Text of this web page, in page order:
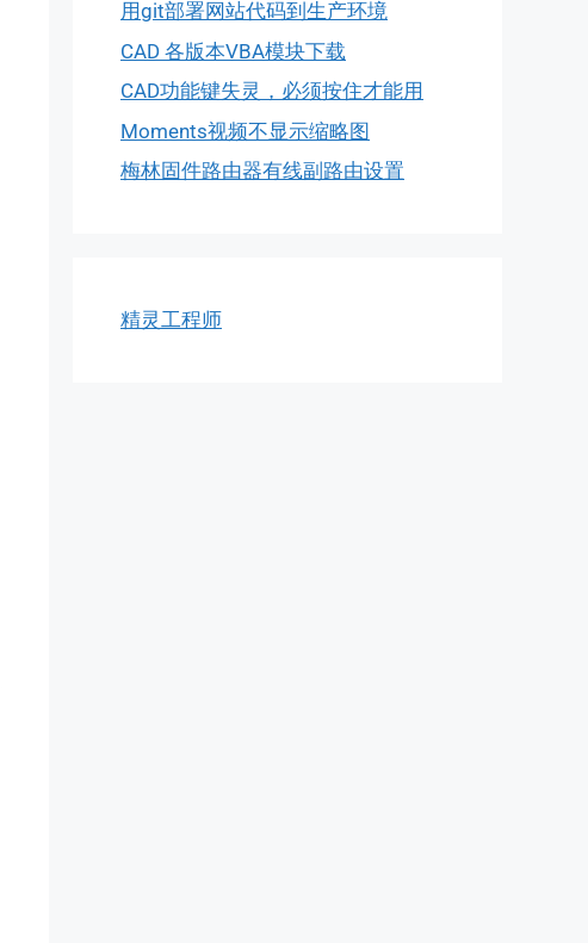
用git部署网站代码到生产环境
CAD 各版本VBA模块下载
CAD功能键失灵，必须按住才能用
Moments视频不显示缩略图
梅林固件路由器有线副路由设置
精灵工程师